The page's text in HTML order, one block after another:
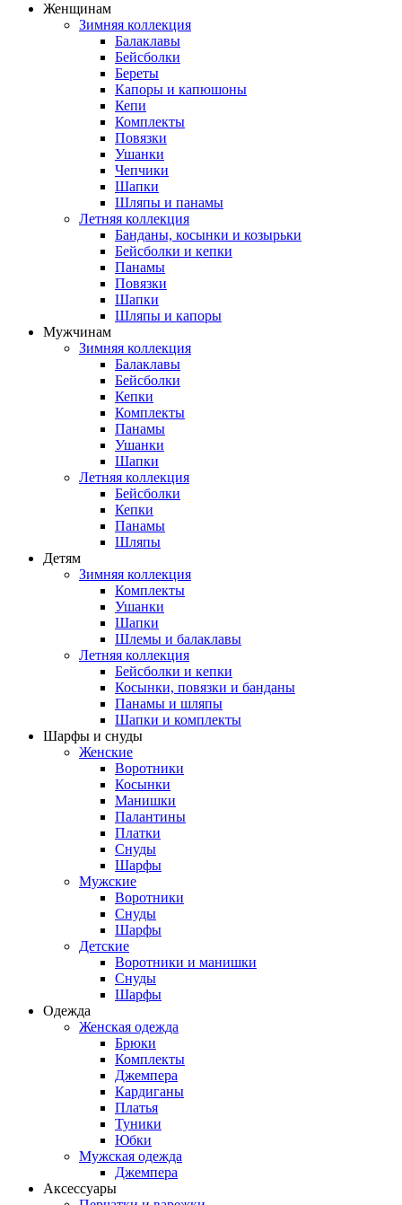
Женщинам
Зимняя коллекция
Балаклавы
Бейсболки
Береты
Капоры и капюшоны
Кепи
Комплекты
Повязки
Ушанки
Чепчики
Шапки
Шляпы и панамы
Летняя коллекция
Банданы, косынки и козырьки
Бейсболки и кепки
Панамы
Повязки
Шапки
Шляпы и капоры
Мужчинам
Зимняя коллекция
Балаклавы
Бейсболки
Кепки
Комплекты
Панамы
Ушанки
Шапки
Летняя коллекция
Бейсболки
Кепки
Панамы
Шляпы
Детям
Зимняя коллекция
Комплекты
Ушанки
Шапки
Шлемы и балаклавы
Летняя коллекция
Бейсболки и кепки
Косынки, повязки и банданы
Панамы и шляпы
Шапки и комплекты
Шарфы и снуды
Женские
Воротники
Косынки
Манишки
Палантины
Платки
Снуды
Шарфы
Мужские
Воротники
Снуды
Шарфы
Детские
Воротники и манишки
Снуды
Шарфы
Одежда
Женская одежда
Брюки
Комплекты
Джемпера
Кардиганы
Платья
Туники
Юбки
Мужская одежда
Джемпера
Аксессуары